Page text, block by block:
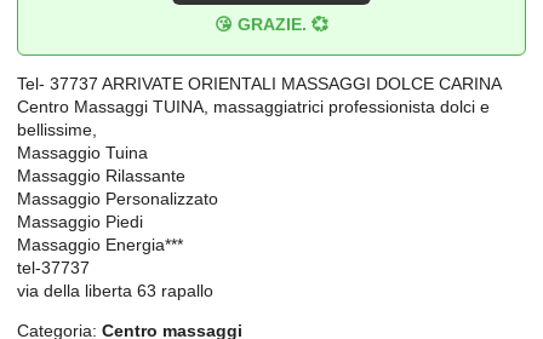
😘 GRAZIE. 💞
Tel- 37737 ARRIVATE ORIENTALI MASSAGGI DOLCE CARINA
Centro Massaggi TUINA, massaggiatrici professionista dolci e
bellissime,
Massaggio Tuina
Massaggio Rilassante
Massaggio Personalizzato
Massaggio Piedi
Massaggio Energia***
tel-37737
via della liberta 63 rapallo
Categoria: Centro massaggi